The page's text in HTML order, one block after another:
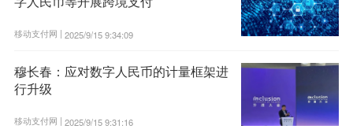
移动支付网 | 2025/9/15 9:34:09
穆长春：应对数字人民币的计量框架进
行升级
移动支付网 | 2025/9/15 9:31:16